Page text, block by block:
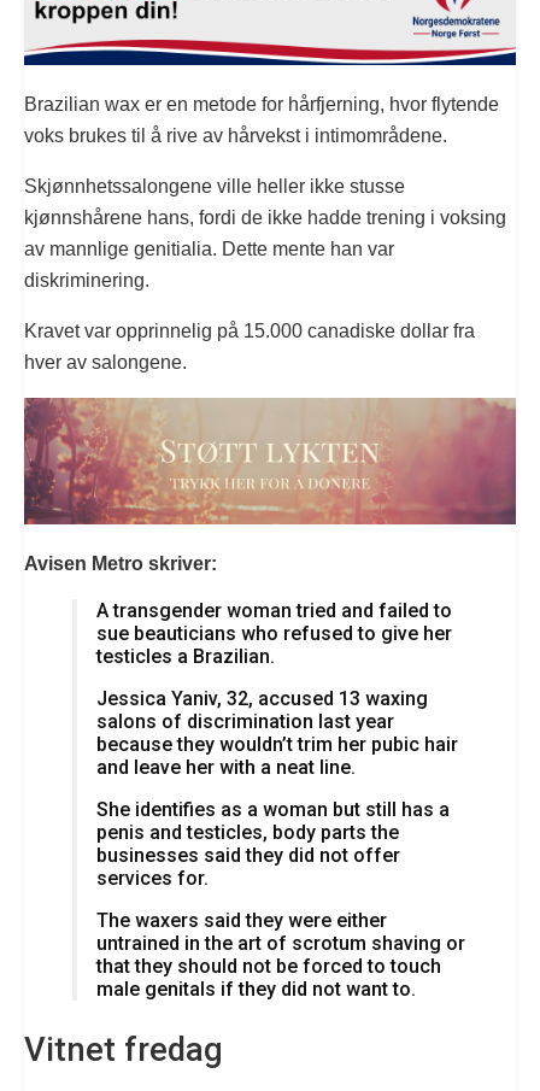
Brazilian wax er en metode for hårfjerning, hvor flytende
voks brukes til å rive av hårvekst i intimområdene.
Skjønnhetssalongene ville heller ikke stusse
kjønnshårene hans, fordi de ikke hadde trening i voksing
av mannlige genitialia. Dette mente han var
diskriminering.
Kravet var opprinnelig på 15.000 canadiske dollar fra
hver av salongene.
Avisen Metro skriver:
A transgender woman tried and failed to
sue beauticians who refused to give her
testicles a Brazilian.
Jessica Yaniv, 32, accused 13 waxing
salons of discrimination last year
because they wouldn’t trim her pubic hair
and leave her with a neat line.
She identifies as a woman but still has a
penis and testicles, body parts the
businesses said they did not offer
services for.
The waxers said they were either
untrained in the art of scrotum shaving or
that they should not be forced to touch
male genitals if they did not want to.
Vitnet fredag